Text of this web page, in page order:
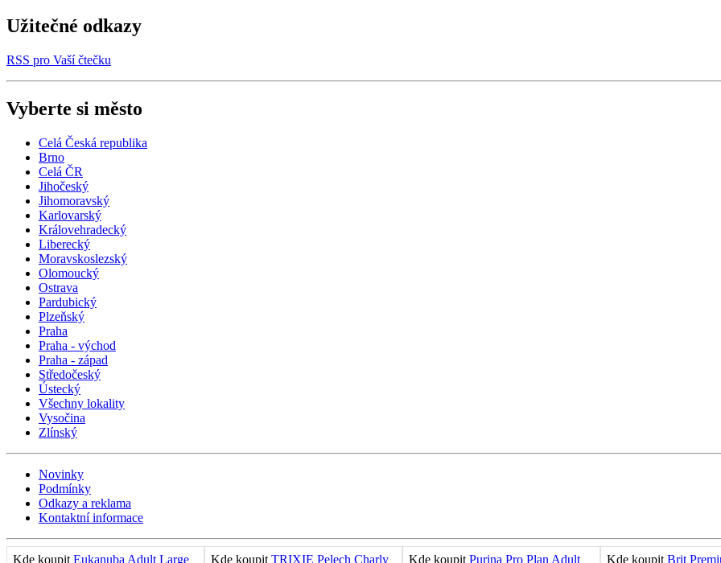
Užitečné odkazy
RSS pro Vaší čtečku
Vyberte si město
Celá Česká republika
Brno
Celá ČR
Jihočeský
Jihomoravský
Karlovarský
Královehradecký
Liberecký
Moravskoslezský
Olomoucký
Ostrava
Pardubický
Plzeňský
Praha
Praha - východ
Praha - západ
Středočeský
Ústecký
Všechny lokality
Vysočina
Zlínský
Novinky
Podmínky
Odkazy a reklama
Kontaktní informace
Kde koupit Eukanuba Adult Large Kde koupit TRIXIE Pelech Charly Kde koupit Purina Pro Plan Adult Kde koupit Brit